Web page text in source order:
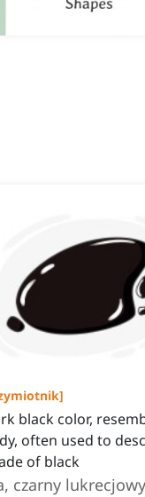
]
black color,
often used to
of black
czarny lukrecjowy